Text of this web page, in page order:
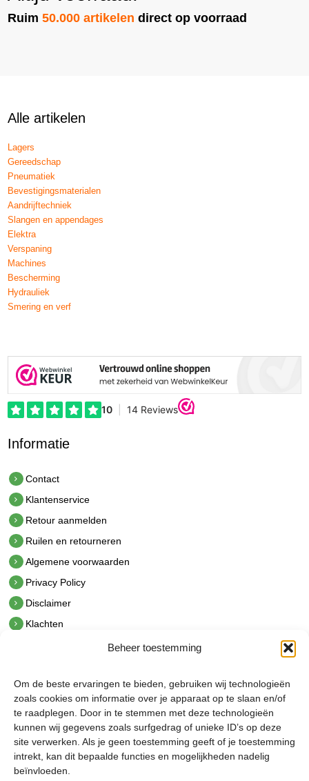
Beheer toestemming
Om de beste ervaringen te bieden, gebruiken wij technologieën
zoals cookies om informatie over je apparaat op te slaan en/of
te raadplegen. Door in te stemmen met deze technologieën
kunnen wij gegevens zoals surfgedrag of unieke ID’s op deze
site verwerken. Als je geen toestemming geeft of je toestemming
intrekt, kan dit bepaalde functies en mogelijkheden nadelig
beïnvloeden.
Ruim50.000 artikelen direct op voorraad
Alle artikelen
Lagers
Gereedschap
Pneumatiek
Bevestigingsmaterialen
Aandrijftechniek
Slangen en appendages
Elektra
Verspaning
Machines
Bescherming
Hydrauliek
Smering en verf
Informatie
Contact
Klantenservice
Retour aanmelden
Ruilen en retourneren
Algemene voorwaarden
Privacy Policy
Disclaimer
Klachten
hetindustriehuis B.V.
De Hoek 1 1601 MR Enkhuizen
t.0228 53 00 40
e.info@hetindustriehuis.com
KVK 51483904
BTW NL850044522B01